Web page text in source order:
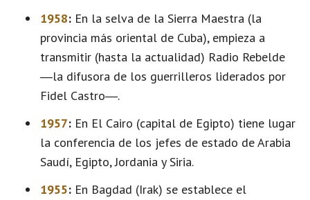
1958: En la selva de la Sierra Maestra (la
provincia más oriental de Cuba), empieza a
transmitir (hasta la actualidad) Radio Rebelde
―la difusora de los guerrilleros liderados por
Fidel Castro―.
1957: En El Cairo (capital de Egipto) tiene lugar
la conferencia de los jefes de estado de Arabia
Saudí, Egipto, Jordania y Siria.
1955: En Bagdad (Irak) se establece el